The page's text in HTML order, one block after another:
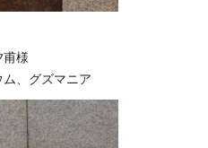
様
、グズマニア